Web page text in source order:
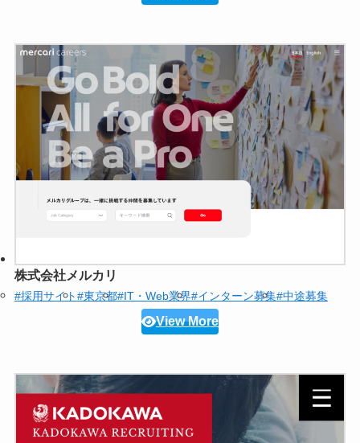
株式会社メルカリ
#採用サイト#東京都#IT・Web業界#インターン募集#中途募集
View More